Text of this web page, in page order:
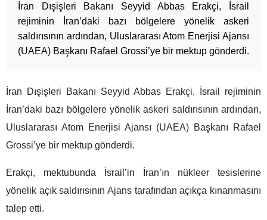
İran Dışişleri Bakanı Seyyid Abbas Erakçi, İsrail
rejiminin İran’daki bazı bölgelere yönelik askeri
saldırısının ardından, Uluslararası Atom Enerjisi Ajansı
(UAEA) Başkanı Rafael Grossi’ye bir mektup gönderdi.
İran Dışişleri Bakanı Seyyid Abbas Erakçi, İsrail rejiminin
İran’daki bazı bölgelere yönelik askeri saldırısının ardından,
Uluslararası Atom Enerjisi Ajansı (UAEA) Başkanı Rafael
Grossi’ye bir mektup gönderdi.
Erakçi, mektubunda İsrail’in İran’ın nükleer tesislerine
yönelik açık saldırısının Ajans tarafından açıkça kınanmasını
talep etti.